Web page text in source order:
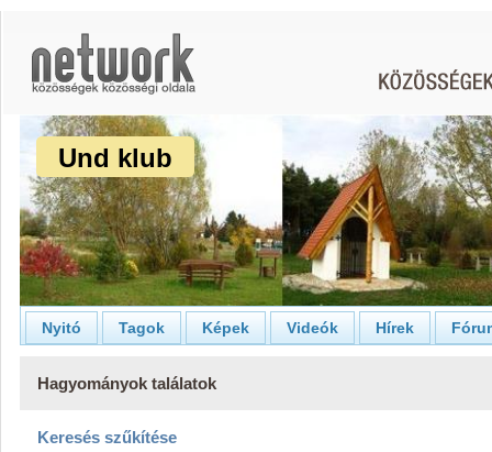
Und klub
Nyitó Tagok Képek Videók Hírek
Hagyományok találatok
Keresés szűkítése